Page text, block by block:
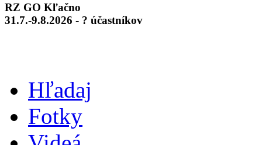
RZ GO Kľačno
31.7.-9.8.2026 - ? účastníkov
Hľadaj
Fotky